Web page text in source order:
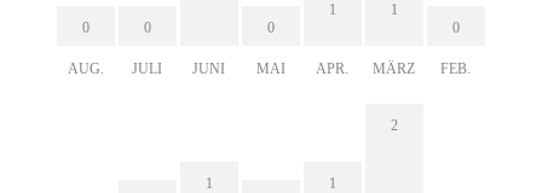
0
AUG.
0
JULI JUNI
0
MAI
1
APR.
1
MÄRZ
0
FEB.
1 1
2